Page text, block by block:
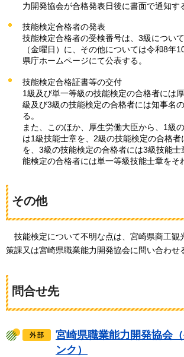
力開発協会が合格発表日後に書面で通知す
技能検定合格者の発表
技能検定合格者の受検番号は、3級につい
（金曜日）に、その他については令和8年
県庁ホームページにて公表する。
技能検定合格証書等の交付
1級及び単一等級の技能検定の合格者には
級及び3級の技能検定の合格者には知事名
る。
また、このほか、厚生労働大臣から、1級
は1級技能士章を、2級の技能検定の合格
を、3級の技能検定の合格者には3級技能
能検定の合格者には単一等級技能士章をそ
その他
技能検定について不明な点は、宮崎県商工観
策課又は宮崎県職業能力開発協会に問い合わせ
問合せ先
宮崎県職業能力開発協会
ンク）